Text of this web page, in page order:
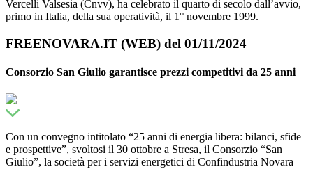
Vercelli Valsesia (Cnvv), ha celebrato il quarto di secolo dall’avvio,
primo in Italia, della sua operatività, il 1° novembre 1999.
FREENOVARA.IT (WEB) del 01/11/2024
Consorzio San Giulio garantisce prezzi competitivi da 25 anni
Con un convegno intitolato “25 anni di energia libera: bilanci, sfide
e prospettive”, svoltosi il 30 ottobre a Stresa, il Consorzio “San
Giulio”, la società per i servizi energetici di Confindustria Novara